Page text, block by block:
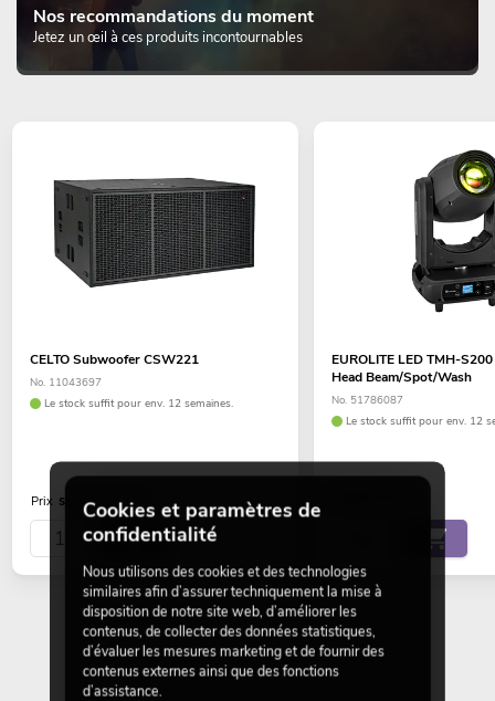
Nos recommandations du moment
Jetez un œil à ces produits incontournables
CELTO Subwoofer CSW221
No. 11043697
Le stock suffit pour env. 12 semaines.
Prix sur demande
EUROLITE LED TMH-
Head Beam/Spot/Wash
No. 51786087
Le stock suffit pour env. 12
Cookies et paramètres de
confidentialité
Nous utilisons des cookies et des technologies
similaires afin d’assurer techniquement la mise à
disposition de notre site web, d’améliorer les
contenus, de collecter des données statistiques,
d’évaluer les mesures marketing et de fournir des
contenus externes ainsi que des fonctions
d’assistance.